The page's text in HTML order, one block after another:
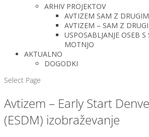
ARHIV PROJEKTOV
AVTIZEM SAM Z
AVTIZEM – SAM Z
USPOSABLJANJE OSEB
MOTNJO
AKTUALNO
DOGODKI
Select Page
Avtizem – Early Start
(ESDM) izobraževanje